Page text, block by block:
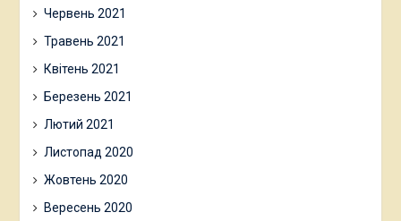
Червень 2021
Травень 2021
Квітень 2021
Березень 2021
Лютий 2021
Листопад 2020
Жовтень 2020
Вересень 2020